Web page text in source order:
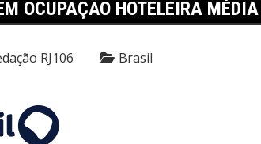
OCUPAÇÃO HOTELEIRA
RJ106 Brasil